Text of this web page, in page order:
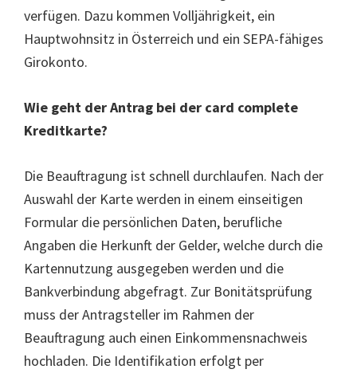
verfügen. Dazu kommen Volljährigkeit, ein
Hauptwohnsitz in Österreich und ein SEPA-fähiges
Girokonto.
Wie geht der Antrag bei der card complete
Kreditkarte?
Die Beauftragung ist schnell durchlaufen. Nach der
Auswahl der Karte werden in einem einseitigen
Formular die persönlichen Daten, berufliche
Angaben die Herkunft der Gelder, welche durch die
Kartennutzung ausgegeben werden und die
Bankverbindung abgefragt. Zur Bonitätsprüfung
muss der Antragsteller im Rahmen der
Beauftragung auch einen Einkommensnachweis
hochladen. Die Identifikation erfolgt per